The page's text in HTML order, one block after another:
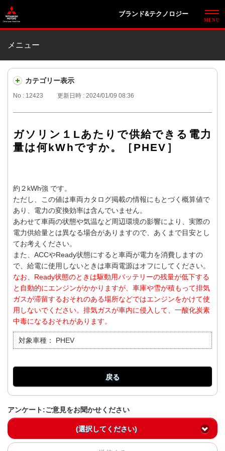
ブランド&テクノロジー
メニュー
カテゴリー表示
No : 12423 更新日時 : 2024/01/09 08:36
ガソリン１Lあたりで供給できる電力
量は何kWhですか。［PHEV］
約２kWh強 です。
ただし、この値は車両カタログ掲載の情報にもとづく概算値で
あり、電力の変換効率は含んでいません。
あわせて車両の状態や気温など周辺環境の影響により、実際の
電力供給量とは異なる場合がありますので、あくまで目安とし
てお考えください。
また、ACCやReady状態にすると車両が電力を消費しますの
で、給電に使用しないときは車両電源はオフにしてください。
なお、Ready状態のときは駆動用バッテリーの残量が低下する
と自動的にエンジンがかかりますが、車庫や雪が積もって排気
ガスが滞留するおそれのある場所などではエンジンをかけて使
用しないでください。排気ガスが車内に侵入して、一酸化炭素
中毒になるおそれがあります。
対象車種： PHEV
戻る
アンケート:ご意見をお聞かせください
(選択してください)